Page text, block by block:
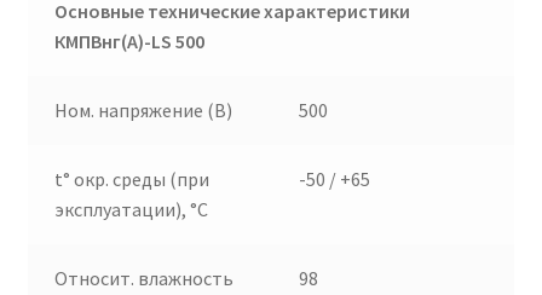
Основные технические характеристики
КМПВнг(А)-LS 500
Ном. напряжение (В) 500
t° окр. среды (при
эксплуатации), °C
-50 / +65
Относит. влажность
98